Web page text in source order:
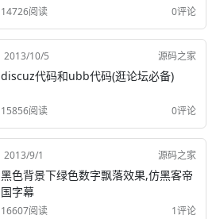
14726阅读 0评论
2013/10/5 源码之家
discuz代码和ubb代码(逛论坛必备)
15856阅读 0评论
2013/9/1 源码之家
黑色背景下绿色数字飘落效果,仿黑客帝
国字幕
16607阅读 1评论